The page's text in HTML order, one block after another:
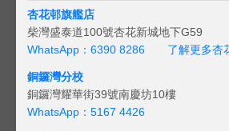
杏花邨旗艦店
柴灣盛泰道100號杏花新城地下G59
WhatsApp：6390 8286
了解更多杏
銅鑼灣分校
銅鑼灣耀華街39號南慶坊10樓
WhatsApp：5167 4426